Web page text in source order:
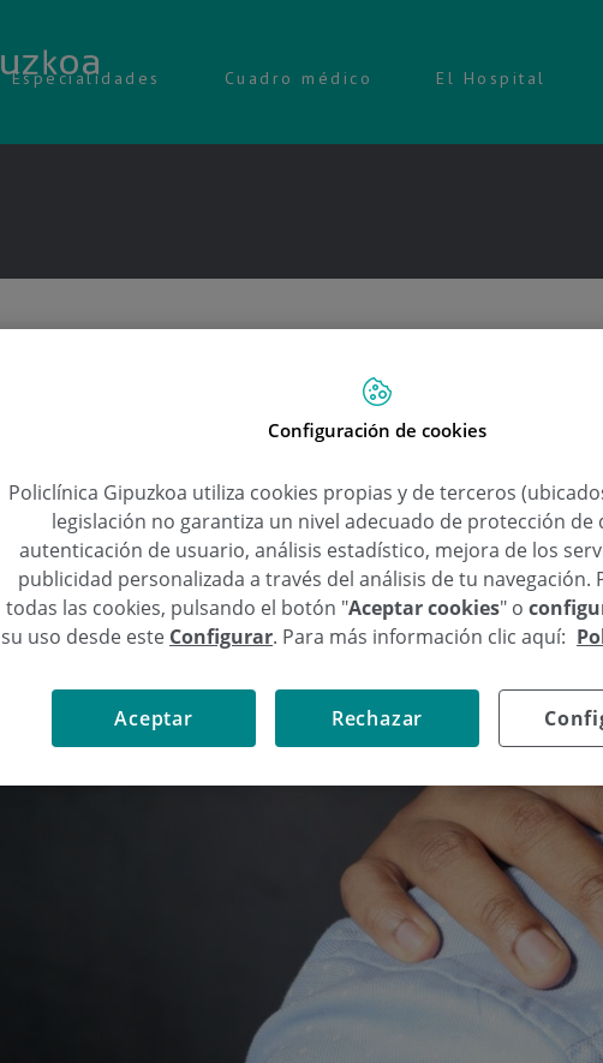
Especialidades Cuadro médico El Hospital
Configuración de cookies
Policlínica Gipuzkoa utiliza cookies propias y de terceros
legislación no garantiza un nivel adecuado de protección de
autenticación de usuario, análisis estadístico, mejora de los
publicidad personalizada a través del análisis de tu navegación.
todas las cookies, pulsando el botón "Aceptar cookies" o
su uso desde este Configurar. Para más información clic aquí:
Rechazar
Aceptar